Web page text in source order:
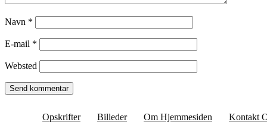
Navn *
E-mail *
Websted
Opskrifter Billeder Om Hjemmesiden Kontakt